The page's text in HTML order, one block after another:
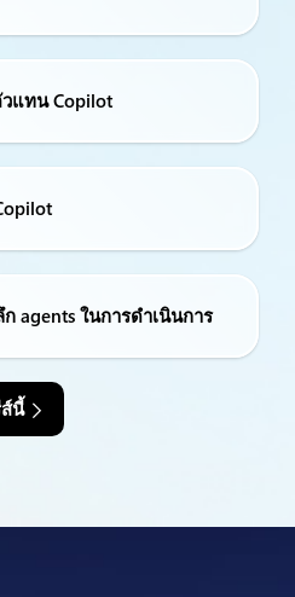
แทน Copilot
agents ในการดำเนินการ
นี้